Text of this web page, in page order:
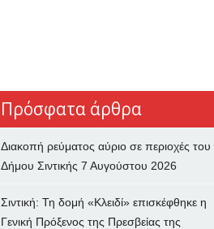
Πρόσφατα άρθρα
Διακοπή ρεύματος αύριο σε περιοχές του
Δήμου Σιντικής 7 Αυγούστου 2026
Σιντική: Τη δομή «Κλειδί» επισκέφθηκε η
Γενική Πρόξενος της Πρεσβείας της